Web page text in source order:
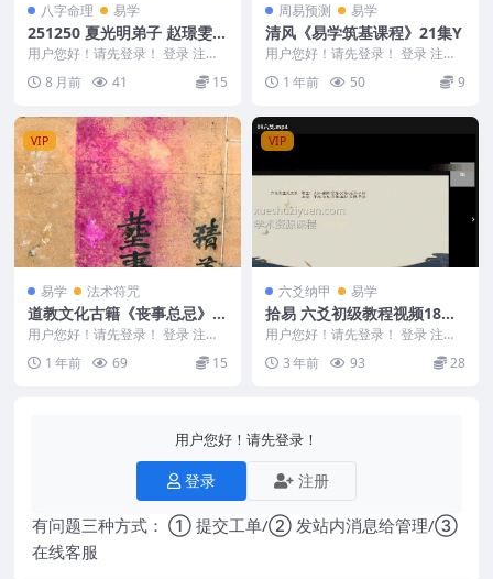
八字命理 易学
251250 夏光明弟子 赵璟雯
《学道系列之地支作用关系详
解-相破》
用户您好！请先登录！ 登录 注册
夏光明弟子 赵璟雯《学道系列之
地支作用关系详解...
8 月前 41 15
周易预测 易学
清风《易学筑基课程》21集Y
用户您好！请先登录！ 登录 注册
清风《易学筑基课程》21集Y 250
530 0...
1 年前 50 9
VIP
易学 法术符咒
道教文化古籍《丧事总忌》葬
事全忌+原色高清版+42筒子
页
用户您好！请先登录！ 登录 注册
道教文化古籍《丧事总忌》葬事全
忌+原色高清版+...
1 年前 69 15
VIP
六爻纳甲 易学
拾易 六爻初级教程视频18集
课程
用户您好！请先登录！ 登录 注册
拾易 六爻初级教程视频18集 2310
35-1...3 年前 93 28
用户您好！请先登录！
登录 注册
有问题三种方式： ① 提交工单/② 发站内消息给管理/③
在线客服